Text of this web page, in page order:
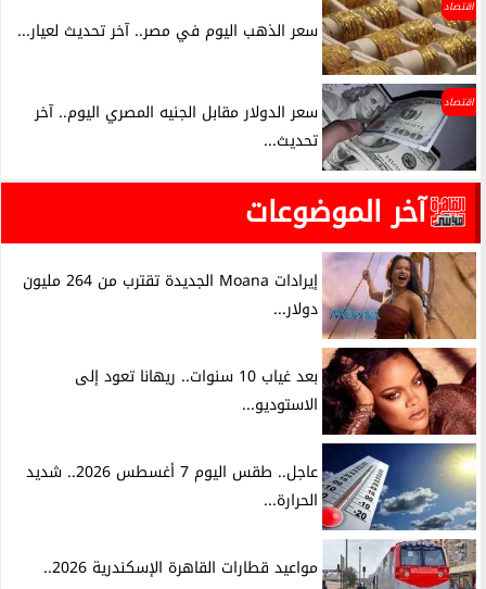
اقتصاد
سعر الذهب اليوم في مصر.. آخر تحديث لعيار...
اقتصاد
سعر الدولار مقابل الجنيه المصري اليوم.. آخر
تحديث...
آخر الموضوعات
إيرادات Moana الجديدة تقترب من 264 مليون
دولار...
بعد غياب 10 سنوات.. ريهانا تعود إلى
الاستوديو...
عاجل.. طقس اليوم 7 أغسطس 2026.. شديد
الحرارة...
مواعيد قطارات القاهرة الإسكندرية 2026..